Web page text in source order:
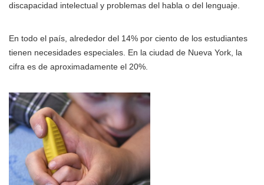
discapacidad intelectual y problemas del habla o del lenguaje.
En todo el país, alrededor del 14% por ciento de los estudiantes
tienen necesidades especiales. En la ciudad de Nueva York, la
cifra es de aproximadamente el 20%.